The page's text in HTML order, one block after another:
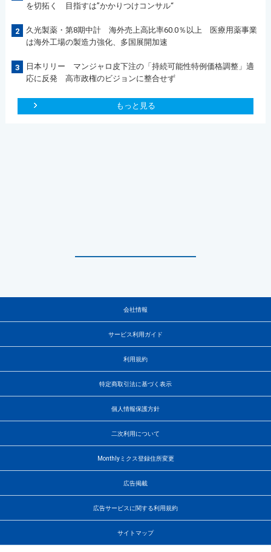
を切拓く 目指すは”かかりつけコンサル“
2
久光製薬・第8期中計 海外売上高比率60.0％以上 医療用薬事業
は海外工場の製造力強化、多国展開加速
3
日本リリー マンジャロ皮下注の「持続可能性特例価格調整」適
応に反発 高市政権のビジョンに整合せず
もっと見る
会社情報
サービス利用ガイド
利用規約
特定商取引法に基づく表示
個人情報保護方針
二次利用について
Monthlyミクス登録住所変更
広告掲載
広告サービスに関する利用規約
サイトマップ